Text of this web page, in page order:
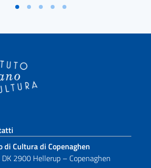
footer
Cultura di Copenaghen
2900 Hellerup – Copenaghen